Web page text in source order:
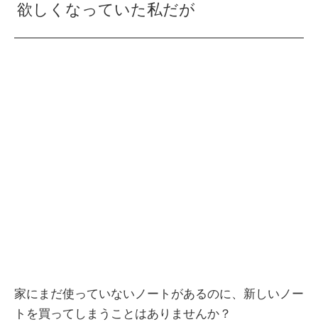
欲しくなっていた私だが
家にまだ使っていないノートがあるのに、新しいノー
トを買ってしまうことはありませんか？